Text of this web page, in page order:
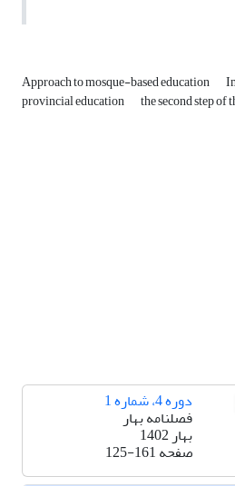
Approach to mosque-based education
provincial education the second step
دوره 4، شماره 1
فصلنامه بهار
بهار 1402
صفحه125-161